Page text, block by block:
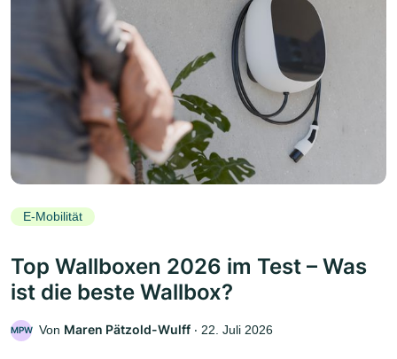
E-Mobilität
Top Wallboxen 2026 im Test – Was
ist die beste Wallbox?
MPW Von Maren Pätzold-Wulff ‧ 22. Juli 2026